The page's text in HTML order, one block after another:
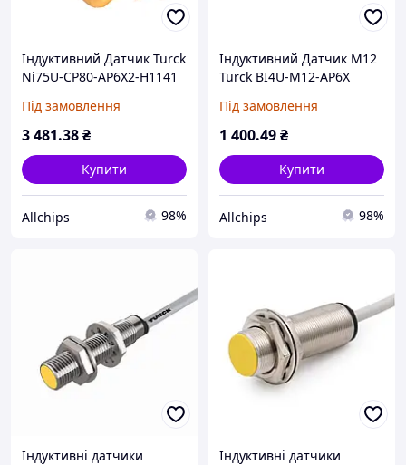
Індуктивний Датчик Turck
Ni75U-CP80-AP6X2-H1141
Під замовлення
3 481.38₴
Купити
Allchips 98%
Індуктивний Датчик М12
Turck BI4U-M12-AP6X
Під замовлення
1 400.49₴
Купити
Allchips 98%
Індуктивні датчики
Індуктивні датчики